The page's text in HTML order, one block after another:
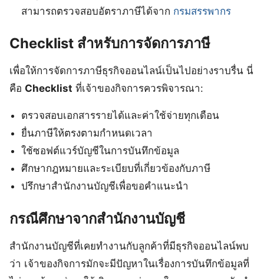
สามารถตรวจสอบอัตราภาษีได้จาก กรมสรรพากร
Checklist สำหรับการจัดการภาษี
เพื่อให้การจัดการภาษีธุรกิจออนไลน์เป็นไปอย่างราบรื่น นี่
คือ Checklist ที่เจ้าของกิจการควรพิจารณา:
ตรวจสอบเอกสารรายได้และค่าใช้จ่ายทุกเดือน
ยื่นภาษีให้ตรงตามกำหนดเวลา
ใช้ซอฟต์แวร์บัญชีในการบันทึกข้อมูล
ศึกษากฎหมายและระเบียบที่เกี่ยวข้องกับภาษี
ปรึกษาสำนักงานบัญชีเพื่อขอคำแนะนำ
กรณีศึกษาจากสำนักงานบัญชี
สำนักงานบัญชีที่เคยทำงานกับลูกค้าที่มีธุรกิจออนไลน์พบ
ว่า เจ้าของกิจการมักจะมีปัญหาในเรื่องการบันทึกข้อมูลที่